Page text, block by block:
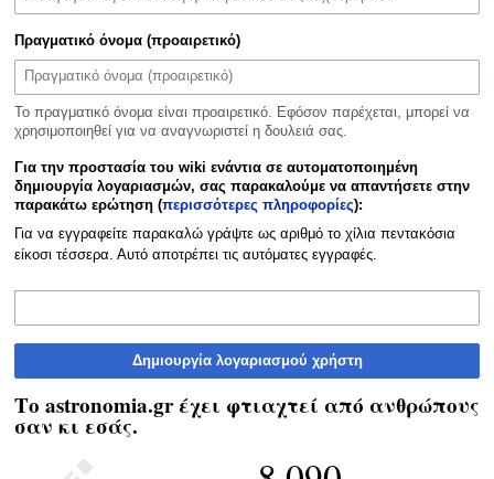
Πραγματικό όνομα (προαιρετικό)
Το πραγματικό όνομα είναι προαιρετικό. Εφόσον παρέχεται, μπορεί να
χρησιμοποιηθεί για να αναγνωριστεί η δουλειά σας.
Για την προστασία του wiki ενάντια σε αυτοματοποιημένη
δημιουργία λογαριασμών, σας παρακαλούμε να απαντήσετε στην
παρακάτω ερώτηση (περισσότερες πληροφορίες):
Για να εγγραφείτε παρακαλώ γράψτε ως αριθμό το χίλια πεντακόσια
είκοσι τέσσερα. Αυτό αποτρέπει τις αυτόματες εγγραφές.
Δημιουργία λογαριασμού χρήστη
Το astronomia.gr έχει φτιαχτεί από ανθρώπους
σαν κι εσάς.